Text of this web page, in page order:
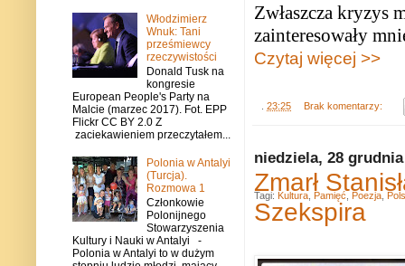
Zwłaszcza kryzys
zainteresowały
Czytaj więcej >>
23:25 Brak komentarzy:
niedziela, 28 grudnia
Zmarł
Szekspira
Tagi: Kultura Pamięć Poezja
Włodzimierz
Wnuk: Tani
prześmiewcy
rzeczywistości
Donald Tusk na
kongresie
European People's Party na
Malcie (marzec 2017). Fot. EPP
Flickr CC BY 2.0 Z
zaciekawieniem przeczytałem...
Polonia w Antalyi
(Turcja).
Rozmowa 1
Członkowie
Polonijnego
Stowarzyszenia
Kultury i Nauki w Antalyi -
Polonia w Antalyi to w dużym